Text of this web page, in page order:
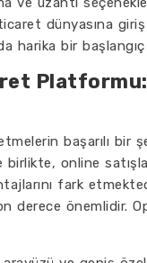
dünyasına
harika bir başlangıç
başarılı bir
birlikte, online
fark
derece önemlidir.